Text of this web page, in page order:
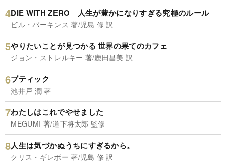
DIE WITH ZERO 人生が豊かになりすぎる究極のルール
ビル・パーキンス 著/児島 修 訳
やりたいことが見つかる 世界の果てのカフェ
ジョン・ストレルキー 著/鹿田昌美 訳
ブティック
池井戸 潤 著
わたしはこれでやせました
MEGUMI 著/道下将太郎 監修
人生は気づかぬうちにすぎるから。
クリス・ギレボー 著/児島 修 訳